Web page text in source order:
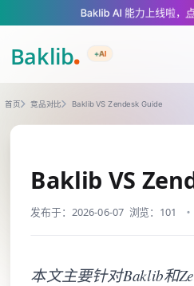
A Markdown version of this page is
Baklib AI 能力上线啦，
+AI
首页 竞品对比 Baklib VS Zendesk Guide
Baklib VS
发布于：2026-06-07 浏览：101
本文主要针对Baklib和